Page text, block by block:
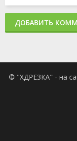
ДОБАВИТЬ
© "ХДРЕЗКА" - на